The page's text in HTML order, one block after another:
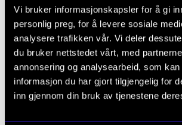
Vi bruker informasjonskapsler for å gi
personlig preg, for å levere sosiale
analysere trafikken vår. Vi deler
du bruker nettstedet vårt, med
annonsering og analysearbeid, som
informasjon du har gjort tilgjengelig for
inn gjennom din bruk av tjenestene
SAKPROSA
Stemmer fra innsiden
Bente Almås, Johnny Gimmestad